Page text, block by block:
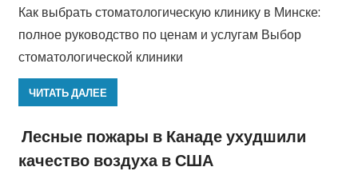
Как выбрать стоматологическую клинику в Минске:
полное руководство по ценам и услугам Выбор
стоматологической клиники
ЧИТАТЬ ДАЛЕЕ
Лесные пожары в Канаде ухудшили
качество воздуха в США